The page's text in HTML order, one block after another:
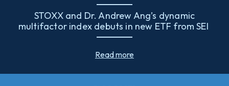
STOXX and Dr. Andrew Ang’s dynamic
multifactor index debuts in new ETF from SEI
Read more